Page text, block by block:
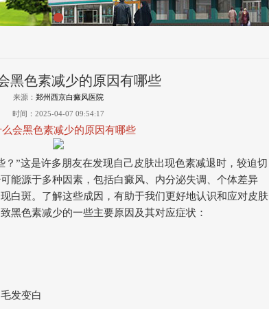
黑色素减少的原因有哪些
来源： 郑州西京白癜风医院
时间：2025-04-07 09:54:17
么会黑色素减少的原因有哪些
”这是许多朋友在发现自己皮肤出现色素减退时，较迫切
能源于多种因素，包括白癜风、内分泌失调、个体差异
白斑。了解这些成因，有助于我们更好地认识和应对皮肤
黑色素减少的一些主要原因及其对应症状：
发变白